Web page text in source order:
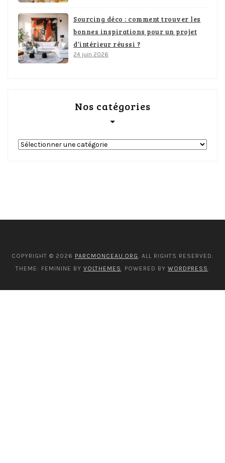
Sourcing déco : comment trouver les
bonnes inspirations pour un projet
d’intérieur réussi ?
24 juin 2026
Nos catégories
COPYRIGHT © 2026 PARCMONCEAU.ORG
. ALL RIGHTS RESERVED.
THEME: FEMININE BY VOLTHEMES . POWERED BY WORDPRESS